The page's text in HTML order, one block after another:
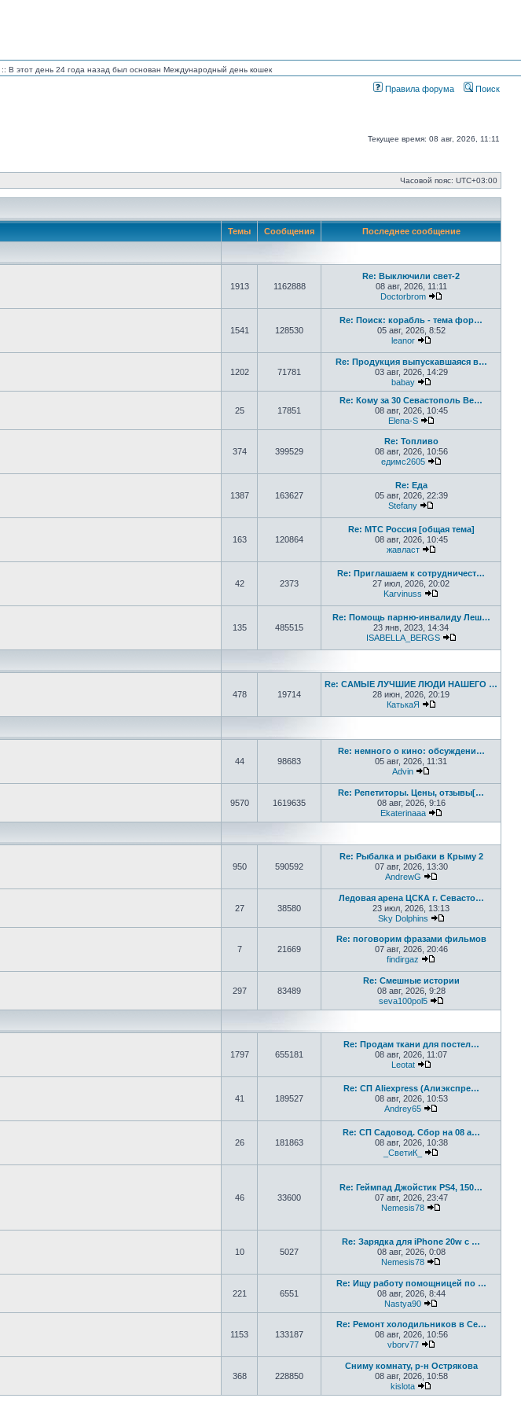
:: В этот день 24 года назад был основан Международный день кошек
Правила форума Поиск
Текущее время: 08 авг, 2026, 11:11
Часовой пояс: UTC+03:00
Темы Сообщения Последнее сообщение
1913 1162888
Re: Выключили свет-2
08 авг, 2026, 11:11
Doctorbrom
1541 128530
Re: Поиск: корабль - тема фор…
05 авг, 2026, 8:52
leanor
1202 71781
Re: Продукция выпускавшаяся в…
03 авг, 2026, 14:29
babay
Перейти к
25 17851
Re: Кому за 30 Севастополь Ве…
08 авг, 2026, 10:45
Elena-S
Перейти к
374 399529
Re: Топливо
08 авг, 2026, 10:56
едимс2605
1387 163627
Re: Еда
05 авг, 2026, 22:39
Stefany
163 120864
Re: МТС Россия [общая тема]
08 авг, 2026, 10:45
жавласт
42 2373
Re: Приглашаем к сотрудничест…
27 июл, 2026, 20:02
Karvinuss
135 485515
Re: Помощь парню-инвалиду Леш…
23 янв, 2023, 14:34
ISABELLA_BERGS
478 19714
Re: САМЫЕ ЛУЧШИЕ ЛЮДИ НАШЕГО …
28 июн, 2026, 20:19
КатькаЯ
44 98683
Re: немного о кино: обсуждени…
05 авг, 2026, 11:31
Advin
9570 1619635
Re: Репетиторы. Цены, отзывы[…
08 авг, 2026, 9:16
Ekaterinaaa
Перейти к
950 590592
Re: Рыбалка и рыбаки в Крыму 2
07 авг, 2026, 13:30
AndrewG
27 38580
Ледовая арена ЦСКА г. Севасто…
23 июл, 2026, 13:13
Sky Dolphins
Перейти к
7 21669
Re: поговорим фразами фильмов
07 авг, 2026, 20:46
findirgaz
297 83489
Re: Смешные истории
08 авг, 2026, 9:28
seva100pol5
Перейти к
1797 655181
Re: Продам ткани для постел…
08 авг, 2026, 11:07
Leotat
41 189527
Re: СП Aliexpress (Алиэкспре…
08 авг, 2026, 10:53
Andrey65
26 181863
Re: СП Садовод. Сбор на 08 а…
08 авг, 2026, 10:38
_СветиК_
46 33600
Re: Геймпад Джoйcтик PS4, 150…
07 авг, 2026, 23:47
Nemesis78
10 5027
Re: Зарядка для iPhone 20w с …
08 авг, 2026, 0:08
Nemesis78
221 6551
Re: Ищу работу помощницей по …
08 авг, 2026, 8:44
Nastya90
Перейти к
1153 133187
Re: Ремонт холодильников в Се…
08 авг, 2026, 10:56
vborv77
368 228850
Сниму комнату, р-н Острякова
08 авг, 2026, 10:58
kislota
Перейти к